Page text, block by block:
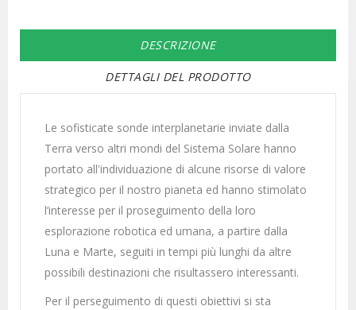
DESCRIZIONE
DETTAGLI DEL PRODOTTO
Le sofisticate sonde interplanetarie inviate dalla
Terra verso altri mondi del Sistema Solare hanno
portato all'individuazione di alcune risorse di valore
strategico per il nostro pianeta ed hanno stimolato
l’interesse per il proseguimento della loro
esplorazione robotica ed umana, a partire dalla
Luna e Marte, seguiti in tempi più lunghi da altre
possibili destinazioni che risultassero interessanti.
Per il perseguimento di questi obiettivi si sta